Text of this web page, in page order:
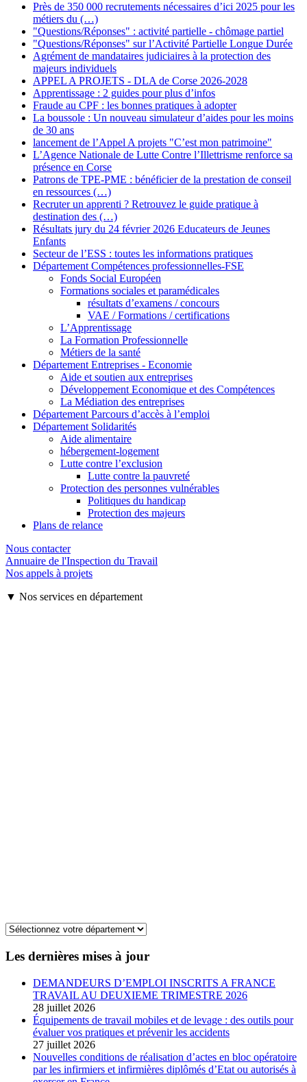
Près de 350 000 recrutements nécessaires d’ici 2025 pour les
métiers du (…)
"Questions/Réponses" : activité partielle - chômage partiel
"Questions/Réponses" sur l’Activité Partielle Longue Durée
Agrément de mandataires judiciaires à la protection des
majeurs individuels
APPEL A PROJETS - DLA de Corse 2026-2028
Apprentissage : 2 guides pour plus d’infos
Fraude au CPF : les bonnes pratiques à adopter
La boussole : Un nouveau simulateur d’aides pour les moins
de 30 ans
lancement de l’Appel A projets "C’est mon patrimoine"
L’Agence Nationale de Lutte Contre l’Illettrisme renforce sa
présence en Corse
Patrons de TPE-PME : bénéficier de la prestation de conseil
en ressources (…)
Recruter un apprenti ? Retrouvez le guide pratique à
destination des (…)
Résultats jury du 24 février 2026 Educateurs de Jeunes
Enfants
Secteur de l’ESS : toutes les informations pratiques
Département Compétences professionnelles-FSE
Fonds Social Européen
Formations sociales et paramédicales
résultats d’examens / concours
VAE / Formations / certifications
L’Apprentissage
La Formation Professionnelle
Métiers de la santé
Département Entreprises - Economie
Aide et soutien aux entreprises
Développement Economique et des Compétences
La Médiation des entreprises
Département Parcours d’accès à l’emploi
Département Solidarités
Aide alimentaire
hébergement-logement
Lutte contre l’exclusion
Lutte contre la pauvreté
Protection des personnes vulnérables
Politiques du handicap
Protection des majeurs
Plans de relance
Nous contacter
Annuaire de l'Inspection du Travail
Nos appels à projets
▼ Nos services en département
Les dernières mises à jour
DEMANDEURS D’EMPLOI INSCRITS A FRANCE
TRAVAIL AU DEUXIEME TRIMESTRE 2026
28 juillet 2026
Équipements de travail mobiles et de levage : des outils pour
évaluer vos pratiques et prévenir les accidents
27 juillet 2026
Nouvelles conditions de réalisation d’actes en bloc opératoire
par les infirmiers et infirmières diplômés d’Etat ou autorisés à